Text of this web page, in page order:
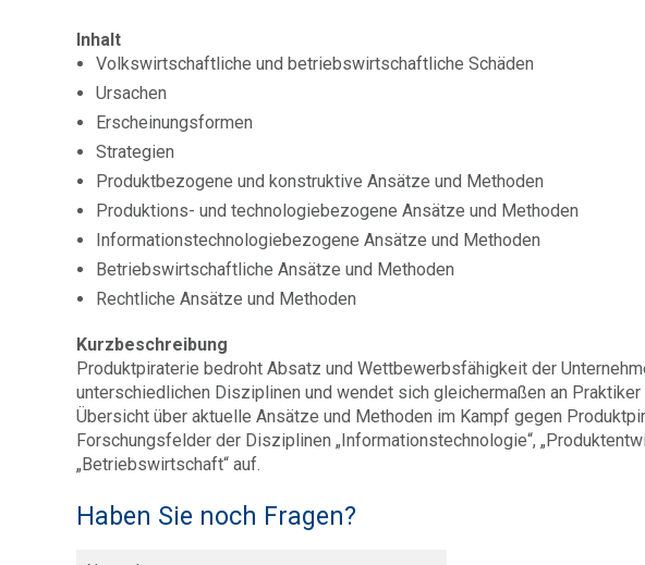
Inhalt
Volkswirtschaftliche und betriebswirtschaftliche Schäden
Ursachen
Erscheinungsformen
Strategien
Produktbezogene und konstruktive Ansätze und Methoden
Produktions- und technologiebezogene Ansätze und Methoden
Informationstechnologiebezogene Ansätze und Methoden
Betriebswirtschaftliche Ansätze und Methoden
Rechtliche Ansätze und Methoden
Kurzbeschreibung
Produktpiraterie bedroht Absatz und Wettbewerbsfähigkeit der
unterschiedlichen Disziplinen und wendet sich gleichermaßen an
Übersicht über aktuelle Ansätze und Methoden im Kampf gegen
Forschungsfelder der Disziplinen „Informationstechnologie“,
„Betriebswirtschaft“ auf.
Haben Sie noch Fragen?